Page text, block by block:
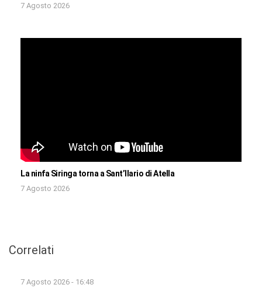
7 Agosto 2026
La ninfa Siringa torna a Sant’Ilario di Atella
7 Agosto 2026
Correlati
7 Agosto 2026 - 16:48